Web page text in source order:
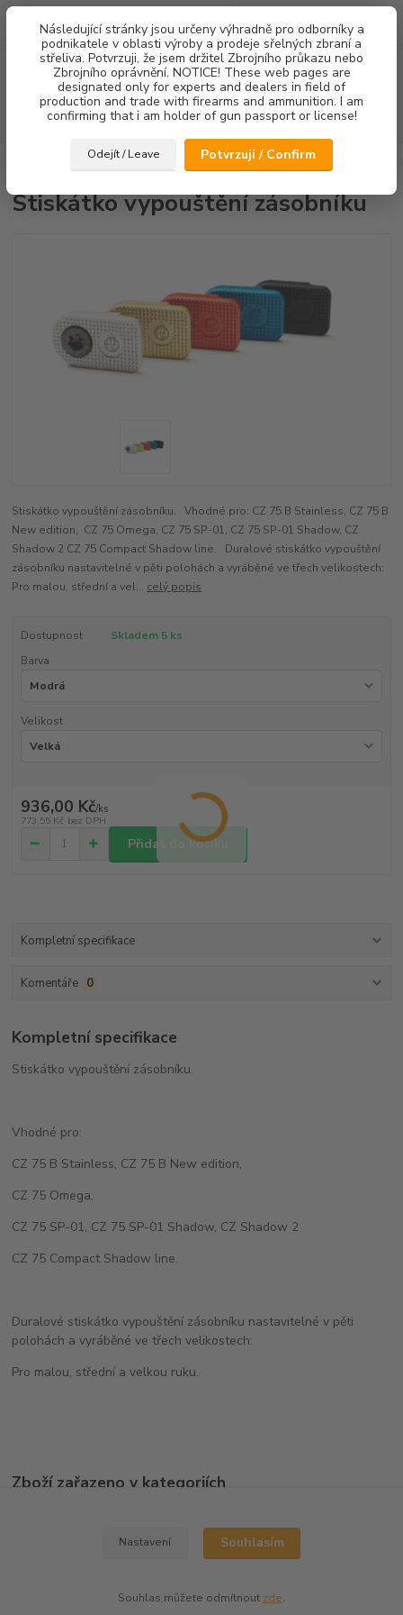
Následující stránky jsou určeny výhradně pro odborníky a
podnikatele v oblasti výroby a prodeje sřelných zbraní a
střeliva. Potvrzuji, že jsem držitel Zbrojního průkazu nebo
Zbrojního oprávnění. NOTICE! These web pages are
designated only for experts and dealers in field of
production and trade with firearms and ammunition. I am
confirming that i am holder of gun passport or license!
Odejít / Leave Potvrzuji / Confirm
Menu
Hledat
za0,00 Kč
Ostatní doplňky Stiskátko vypouštění zásobníku
Stiskátko vypouštění zásobníku
Stiskátko vypouštění zásobníku. Vhodné pro: CZ 75 B Stainless, CZ 75 B
New edition, CZ 75 Omega, CZ 75 SP-01, CZ 75 SP-01 Shadow, CZ
Shadow 2 CZ 75 Compact Shadow line. Duralové stiskátko vypouštění
zásobníku nastavitelné v pěti polohách a vyráběné ve třech velikostech:
Pro malou, střední a vel... celý popis
Dostupnost
Skladem 5 ks
Barva
Velikost
936,00 Kč/ks
773,55 Kč bez DPH
Přidat do košíku
Kompletní specifikace
Komentáře 0
Kompletní specifikace
Stiskátko vypouštění zásobníku.
Vhodné pro:
CZ 75 B Stainless, CZ 75 B New edition,
CZ 75 Omega,
CZ 75 SP-01, CZ 75 SP-01 Shadow, CZ Shadow 2
CZ 75 Compact Shadow line.
Duralové stiskátko vypouštění zásobníku nastavitelné v pěti
polohách a vyráběné ve třech velikostech:
Pro malou, střední a velkou ruku.
Zboží zařazeno v kategoriích
Nastavení Souhlasím
Souhlas můžete odmítnout zde.